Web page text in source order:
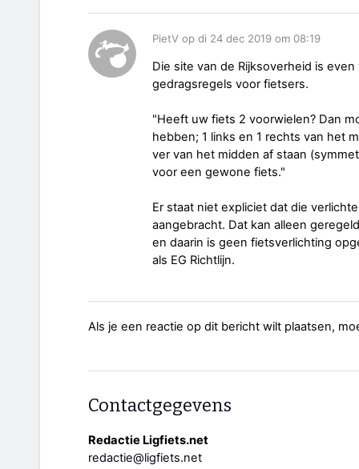
PietV op di 24 dec 2019 om 08:19
Die site van de Rijksoverheid is
gedragsregels voor fietsers.
"Heeft uw fiets 2 voorwielen? Dan
hebben; 1 links en 1 rechts van het
ver van het midden af staan
voor een gewone fiets."
Er staat niet expliciet dat die
aangebracht. Dat kan alleen
en daarin is geen fietsverlichting
als EG Richtlijn.
Als je een reactie op dit bericht wilt plaatsen,
Contactgegevens
Redactie Ligfiets.net
redactie@ligfiets.net